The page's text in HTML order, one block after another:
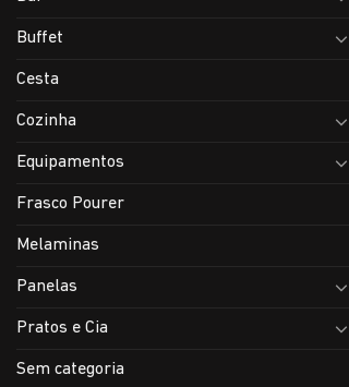
Buffet
Cesta
Cozinha
Equipamentos
Frasco Pourer
Melaminas
Panelas
Pratos e Cia
Sem categoria